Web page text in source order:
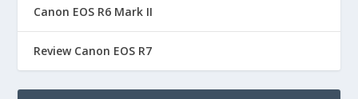
Canon EOS R6 Mark II
Review Canon EOS R7